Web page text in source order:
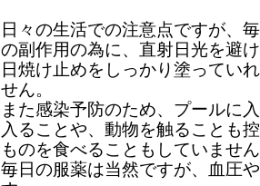
日々の生活での注意点ですが、
の副作用の為に、直射日光を避
日焼け止めをしっかり塗ってい
せん。
また感染予防のため、プールに
入ることや、動物を触ることも
ものを食べることもしていませ
毎日の服薬は当然ですが、血圧